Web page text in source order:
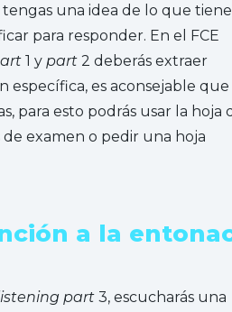
una idea de lo que
para responder. En el FCE
1 y part 2 deberás extraer
específica, es aconsejable que
para esto podrás usar la hoja
examen o pedir una hoja
a la
part 3, escucharás una